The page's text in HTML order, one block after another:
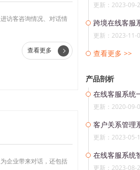
访客咨询情况、对话情
查看更多
企业带来对话，还包括
更新：2023-09-
跨境在线客服
更新：2023-11-
查看更多 >>
产品剖析
更新：2020-09-
客户关系管理
更新：2023-05-
更新：2023-08-